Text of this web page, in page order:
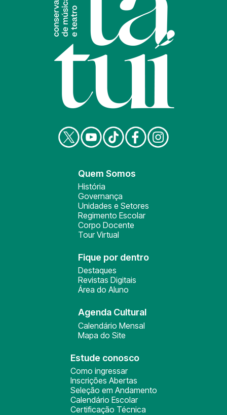
Quem Somos
História
Governança
Unidades e Setores
Regimento Escolar
Corpo Docente
Tour Virtual
Fique por dentro
Destaques
Revistas Digitais
Área do Aluno
Agenda Cultural
Calendário Mensal
Mapa do Site
Estude conosco
Como ingressar
Inscrições Abertas
Seleção em Andamento
Calendário Escolar
Certificação Técnica